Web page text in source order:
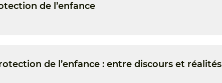
de l’enfance
de l’enfance : entre discours et réalités